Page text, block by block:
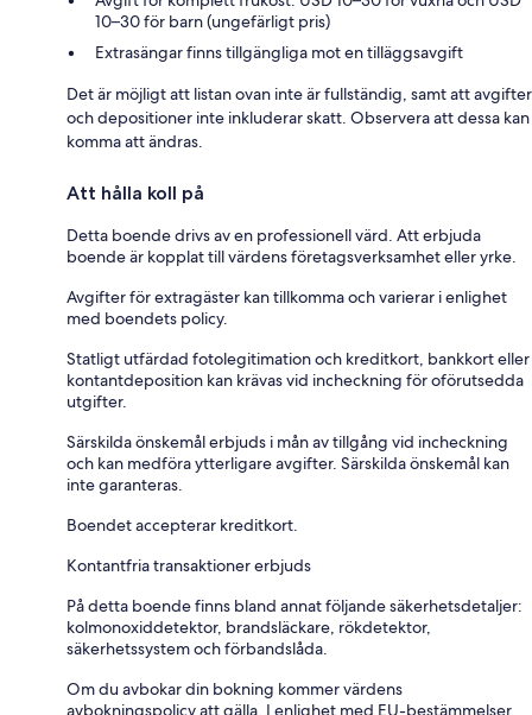
10–30 för barn (ungefärligt pris)
Extrasängar finns tillgängliga mot en tilläggsavgift
Det är möjligt att listan ovan inte är fullständig, samt att avgifter
och depositioner inte inkluderar skatt. Observera att dessa kan
komma att ändras.
Att hålla koll på
Detta boende drivs av en professionell värd. Att erbjuda
boende är kopplat till värdens företagsverksamhet eller yrke.
Avgifter för extragäster kan tillkomma och varierar i enlighet
med boendets policy.
Statligt utfärdad fotolegitimation och kreditkort, bankkort eller
kontantdeposition kan krävas vid incheckning för oförutsedda
utgifter.
Särskilda önskemål erbjuds i mån av tillgång vid incheckning
och kan medföra ytterligare avgifter. Särskilda önskemål kan
inte garanteras.
Boendet accepterar kreditkort.
Kontantfria transaktioner erbjuds
På detta boende finns bland annat följande säkerhetsdetaljer:
kolmonoxiddetektor, brandsläckare, rökdetektor,
säkerhetssystem och förbandslåda.
Om du avbokar din bokning kommer värdens
avbokningspolicy att gälla. I enlighet med EU-bestämmelser